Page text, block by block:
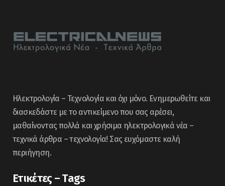
Ηλεκτρολογία – Τεχνολογία και όχι μόνο. Ενημερωθείτε και
διασκεδάστε με το αντικείμενο που σας αρέσει,
μαθαίνοντας πολλά και χρήσιμα ηλεκτρολογικά νέα –
τεχνικά άρθρα – τεχνολογία! Σας ευχόμαστε καλή
περιήγηση.
Ετικέτες – Tags